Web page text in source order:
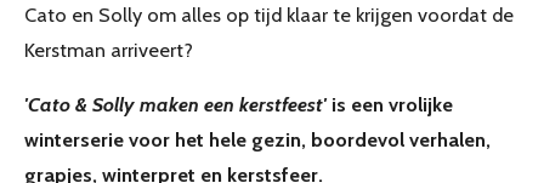
Cato en Solly om alles op tijd klaar te krijgen voordat de
Kerstman arriveert?
'Cato & Solly maken een kerstfeest'is een vrolijke
winterserie voor het hele gezin, boordevol verhalen,
grapjes, winterpret en kerstsfeer.